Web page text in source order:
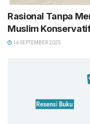
Rasional Tanpa
Muslim
16 SEPTEMBER 2025